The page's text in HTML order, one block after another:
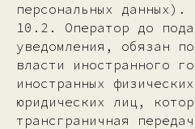
персональных данных).
10.2. Оператор до
уведомления, обязан
власти иностранного
иностранных
юридических лиц,
трансграничная